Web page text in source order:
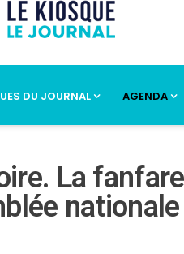
DU JOURNAL AGENDA
La